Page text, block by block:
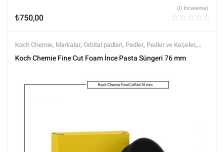
₺750,00
(0 İnceleme)
Koch Chemie, Markalar, Orbital padleri, Pedler, Pedler ve Keçeler,
Polisaj,Polisaj ve Parlatma,Tüm Ürünler,Tüm Ürünler
Koch Chemie Fine Cut Foam İnce Pasta Süngeri 76 mm